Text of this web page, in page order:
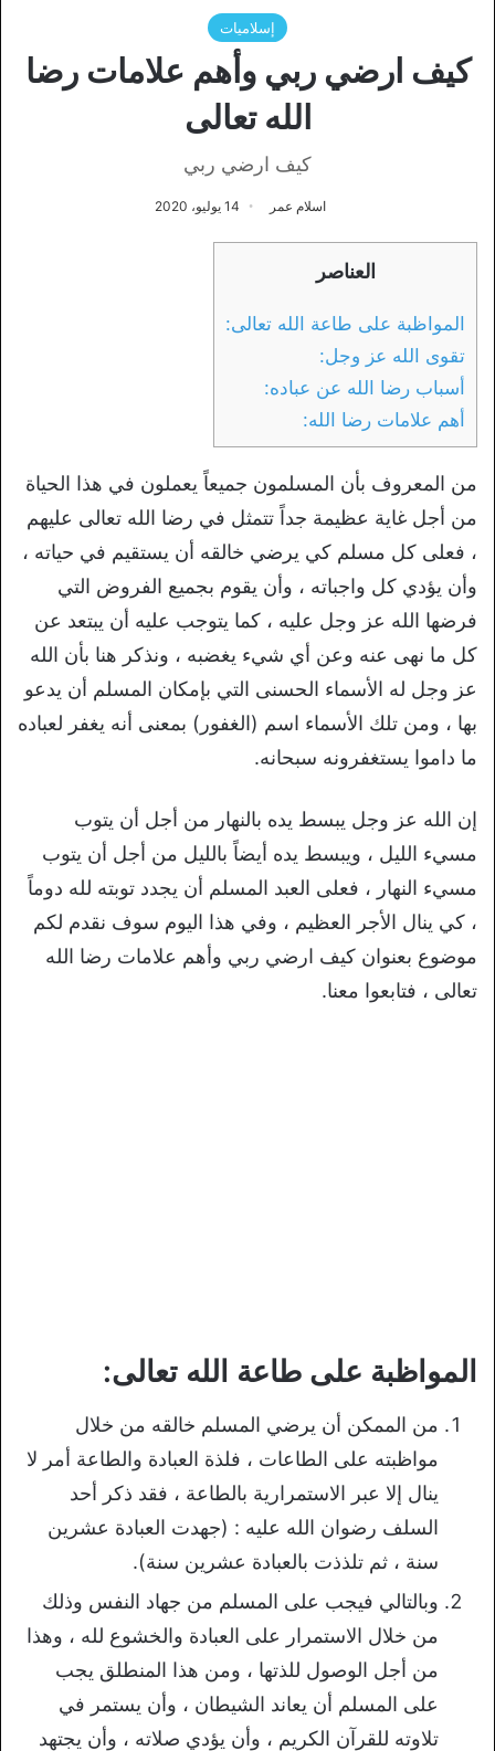
إسلاميات
كيف ارضي ربي وأهم علامات رضا
الله تعالى
كيف ارضي ربي
اسلام عمر 14 يوليو، 2020
العناصر
المواظبة على طاعة الله تعالى:
تقوى الله عز وجل:
أسباب رضا الله عن عباده:
أهم علامات رضا الله:
من المعروف بأن المسلمون جميعاً يعملون في هذا الحياة
من أجل غاية عظيمة جداً تتمثل في رضا الله تعالى عليهم
، فعلى كل مسلم كي يرضي خالقه أن يستقيم في حياته ،
وأن يؤدي كل واجباته ، وأن يقوم بجميع الفروض التي
فرضها الله عز وجل عليه ، كما يتوجب عليه أن يبتعد عن
كل ما نهى عنه وعن أي شيء يغضبه ، ونذكر هنا بأن الله
عز وجل له الأسماء الحسنى التي بإمكان المسلم أن يدعو
بها ، ومن تلك الأسماء اسم (الغفور) بمعنى أنه يغفر لعباده
ما داموا يستغفرونه سبحانه.
إن الله عز وجل يبسط يده بالنهار من أجل أن يتوب
مسيء الليل ، ويبسط يده أيضاً بالليل من أجل أن يتوب
مسيء النهار ، فعلى العبد المسلم أن يجدد توبته لله دوماً
، كي ينال الأجر العظيم ، وفي هذا اليوم سوف نقدم لكم
موضوع بعنوان كيف ارضي ربي وأهم علامات رضا الله
تعالى ، فتابعوا معنا.
المواظبة على طاعة الله تعالى:
من الممكن أن يرضي المسلم خالقه من خلال
مواظبته على الطاعات ، فلذة العبادة والطاعة أمر لا
ينال إلا عبر الاستمرارية بالطاعة ، فقد ذكر أحد
السلف رضوان الله عليه : (جهدت العبادة عشرين
سنة ، ثم تلذذت بالعبادة عشرين سنة).
وبالتالي فيجب على المسلم من جهاد النفس وذلك
من خلال الاستمرار على العبادة والخشوع لله ، وهذا
من أجل الوصول للذتها ، ومن هذا المنطلق يجب
على المسلم أن يعاند الشيطان ، وأن يستمر في
تلاوته للقرآن الكريم ، وأن يؤدي صلاته ، وأن يجتهد